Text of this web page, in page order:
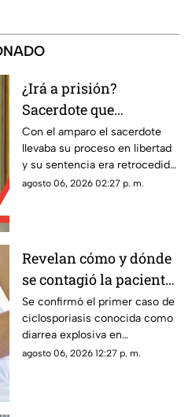
¿Irá a prisión?
Sacerdote que
presuntamente abuso
de dos monaguillos en
Aguascalientes perdió
Juicio de Amparo
Con el amparo el sacerdote
llevaba su proceso en libertad
y su sentencia era retrocedida;
ahora el proceso legal
agosto 06, 2026 02:27 p. m.
Revelan cómo y dónde
se contagió la paciente
de diarrea explosiva en
Aguascalientes
Se confirmó el primer caso de
ciclosporiasis conocida como
diarrea explosiva en
Aguascalientes; te contamos
agosto 06, 2026 12:27 p. m.